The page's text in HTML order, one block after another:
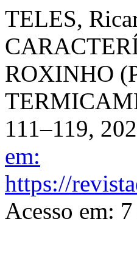
TELES,
ROXINHO
111–119,
em:
https://
Acesso em: